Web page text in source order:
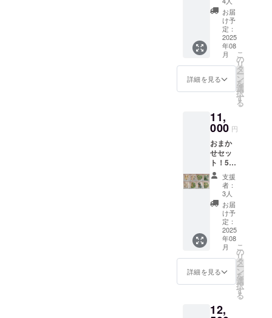
認くだ
さい。
食材を
ご記入
500ｇ
×22PCo
r 250ｇ
×44PC
】冷凍
食材
ミック
ス 詰め
せ ※原
材料及
び添加
物等の
食品表
示はお
届け商
品のラ
ベルに
表記さ
れま
す。 商
品開封
前には
必ずお
届けの
リター
ルや注
お届
け予
定：
2025
年08
月
詳細を見る
こ
の
リ
タ
ー
ン
を
選
択
す
る
11,
000 円
おまか
せセッ
ト！500
ｇ
×24PC
【商
品A～H
まで各
3P】
or250ｇ
×48PC
【商
品A～H
まで各
6P】冷
凍食材
ス 詰め
支援
者：
3人
お届
け予
定：
2025
年08
月
詳細を見る
こ
の
リ
タ
ー
ン
を
選
択
す
る
12,